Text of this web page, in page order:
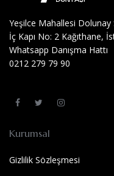
Yeşilce Mahallesi Dolunay
İç Kapı No: 2 Kağıthane,
Whatsapp Danışma Hattı
0212 279 79 90
Kurumsal
Gizlilik Sözleşmesi